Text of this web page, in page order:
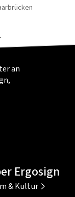
an
Seite
Ergosign
& Kultur